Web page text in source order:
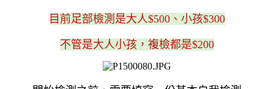
目前足部檢測是大人$500、小孩$300
不管是大人小孩，複檢都是$200